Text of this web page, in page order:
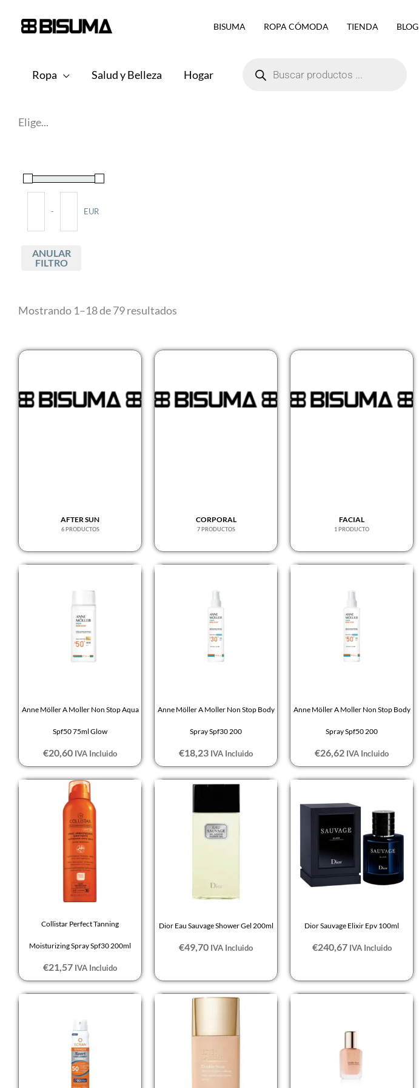
BISUMA ROPA CÓMODA TIENDA BLOG
Ropa Salud y Belleza Hogar
productos
Elige...
- EUR
ANULAR
FILTRO
Mostrando 1–18 de 79 resultados
AFTER SUN
6 PRODUCTOS
CORPORAL
7 PRODUCTOS
FACIAL
1 PRODUCTO
Anne Möller A Moller Non Stop Aqua
Spf50 75ml Glow
€20,60 IVA Incluido
Anne Möller A Moller Non Stop Body
Spray Spf30 200
€18,23 IVA Incluido
Anne Möller A Moller Non Stop Body
Spray Spf50 200
€26,62 IVA Incluido
Collistar Perfect Tanning
Moisturizing Spray Spf30 200ml
€21,57 IVA Incluido
Dior Eau Sauvage Shower Gel 200ml
€49,70 IVA Incluido
Dior Sauvage Elixir Epv 100ml
€240,67 IVA Incluido